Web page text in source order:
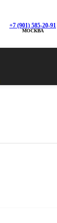
+7 (901) 585-20-91
МОСКВА